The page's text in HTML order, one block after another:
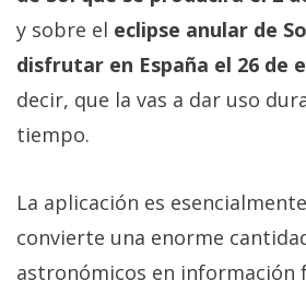
y sobre el eclipse anular de
disfrutar en España el 26 de
decir, que la vas a dar uso
tiempo.
La aplicación es
convierte una enorme
astronómicos en información